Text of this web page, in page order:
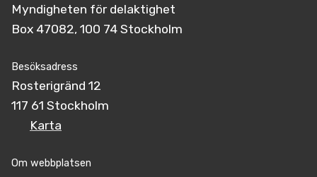
Myndigheten för delaktighet
Box 47082, 100 74 Stockholm
Besöksadress
Rosterigränd 12
117 61 Stockholm
Karta
Om webbplatsen